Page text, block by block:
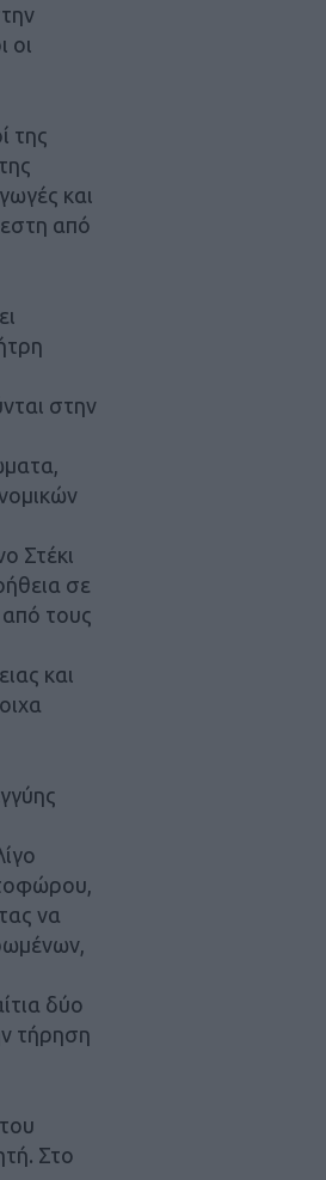
οι
της
και
από
στην
Στέκι
σε
τους
και
να
δύο
τήρηση
Στο